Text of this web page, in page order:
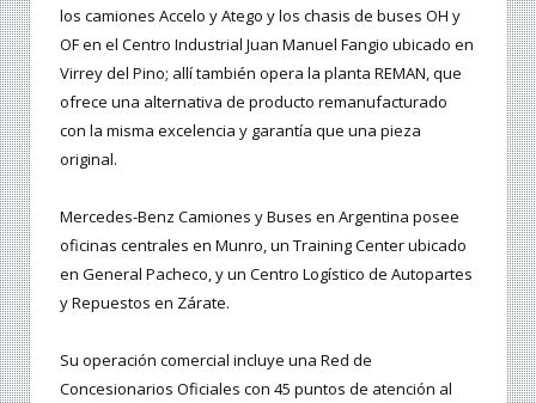
los camiones Accelo y Atego y los chasis de buses OH y
OF en el Centro Industrial Juan Manuel Fangio ubicado en
Virrey del Pino; allí también opera la planta REMAN, que
ofrece una alternativa de producto remanufacturado
con la misma excelencia y garantía que una pieza
original.
Mercedes-Benz Camiones y Buses en Argentina posee
oficinas centrales en Munro, un Training Center ubicado
en General Pacheco, y un Centro Logístico de Autopartes
y Repuestos en Zárate.
Su operación comercial incluye una Red de
Concesionarios Oficiales con 45 puntos de atención al